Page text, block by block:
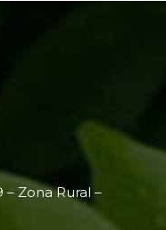
– Zona Rural –